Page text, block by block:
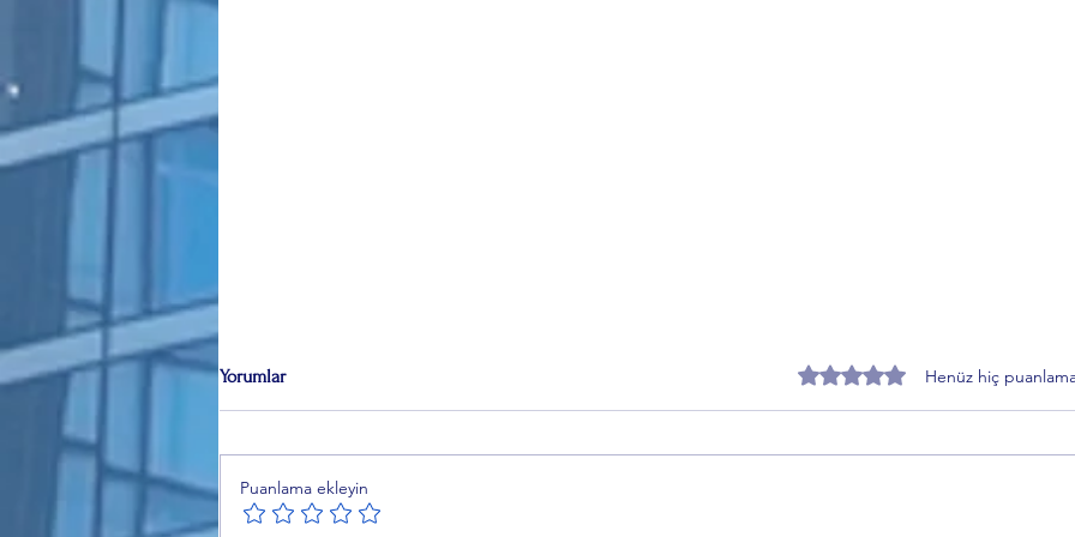
Yorumlar 5 üzerinden 0 yıldızHenüz hiç
Puanlama ekleyin